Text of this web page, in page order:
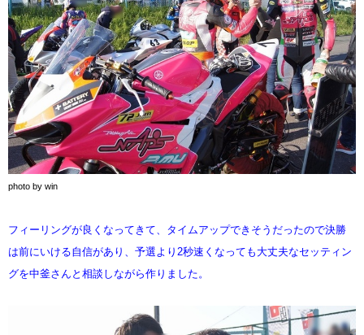
photo by win
フィーリングが良くなってきて、タイムアップできそうだったので決勝
は前にいける自信があり、予選より2秒速くなっても大丈夫なセッティン
グを中釜さんと相談しながら作りました。